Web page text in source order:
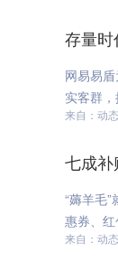
存量
网易易
实客群
来自：动
七成
“薅羊毛
惠券、
来自：动